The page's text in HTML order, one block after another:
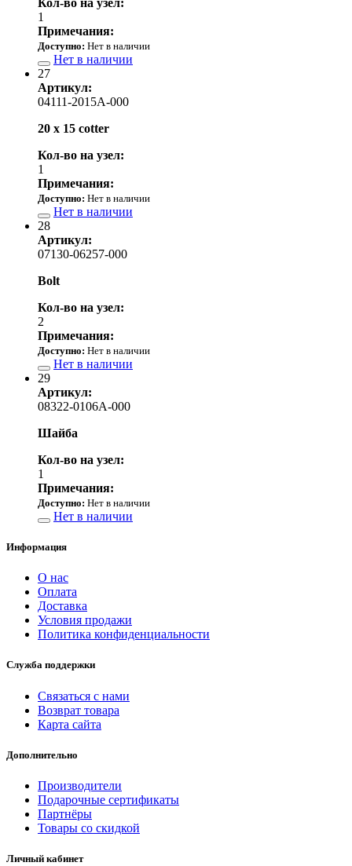
1
Примечания:
Доступно: Нет в наличии
Нет в наличии
27
Артикул:
04111-2015A-000
20 x 15 cotter
Кол-во на узел:
1
Примечания:
Доступно: Нет в наличии
Нет в наличии
28
Артикул:
07130-06257-000
Bolt
Кол-во на узел:
2
Примечания:
Доступно: Нет в наличии
Нет в наличии
29
Артикул:
08322-0106A-000
Шайба
Кол-во на узел:
1
Примечания:
Доступно: Нет в наличии
Нет в наличии
Информация
О нас
Оплата
Доставка
Условия продажи
Политика конфиденциальности
Служба поддержки
Связаться с нами
Возврат товара
Карта сайта
Дополнительно
Производители
Подарочные сертификаты
Партнёры
Товары со скидкой
Личный кабинет